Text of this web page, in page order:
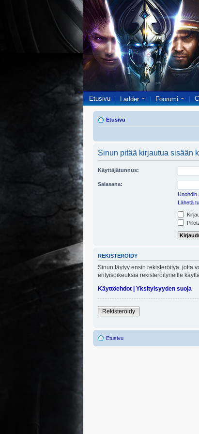
Etusivu Ladder Foorumi
Etusivu
Sinun pitää kirjautua sisään
Käyttäjätunnus:
Salasana:
Unohdin
Lähetä
REKISTERÖIDY
Sinun täytyy ensin rekisteröityä, jotta
erityisoikeuksia rekisteröityneille
Käyttöehdot | Yksityisyyden suoja
Rekisteröidy
Etusivu